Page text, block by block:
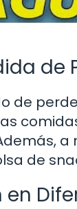
de
de
de